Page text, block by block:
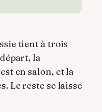
tient à trois
la
en salon, et la
Le reste se laisse